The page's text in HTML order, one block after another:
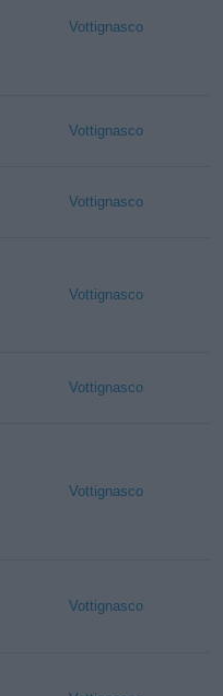
Vottignasco
Vottignasco
Vottignasco
Vottignasco
Vottignasco
Vottignasco
Vottignasco